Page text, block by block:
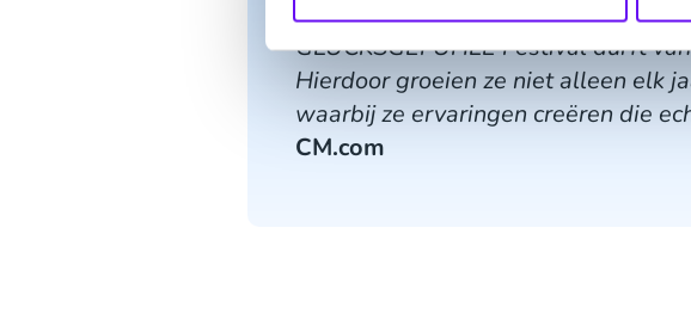
GLÜCKSGEFÜHLE Festival durft
Hierdoor groeien ze niet alleen elk
waarbij ze ervaringen creëren die
CM.com